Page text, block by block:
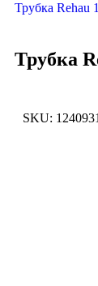
Трубка Rehau
Трубка
SKU: